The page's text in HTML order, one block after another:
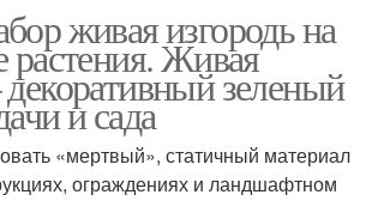
живая изгородь на
растения. Живая
декоративный зеленый
и сада
«мертвый», статичный материал
ограждениях и ландшафтном